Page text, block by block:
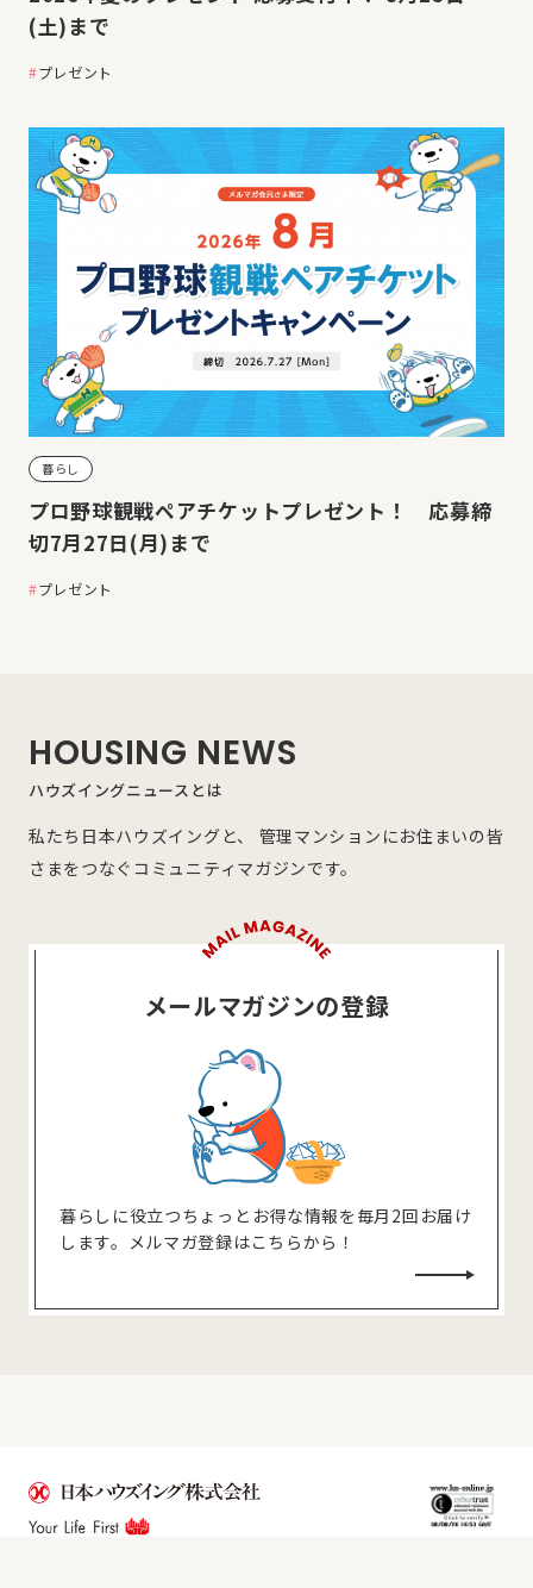
(土)まで
プレゼント
暮らし
プロ野球観戦ペアチケットプレゼント！ 応募締
切7月27日(月)まで
プレゼント
HOUSING NEWS
ハウズイングニュースとは
私たち日本ハウズイングと、 管理マンションにお住まいの皆
さまをつなぐコミュニティマガジンです。
メールマガジンの登録
暮らしに役⽴つちょっとお得な情報を毎⽉2回お届け
します。メルマガ登録はこちらから！